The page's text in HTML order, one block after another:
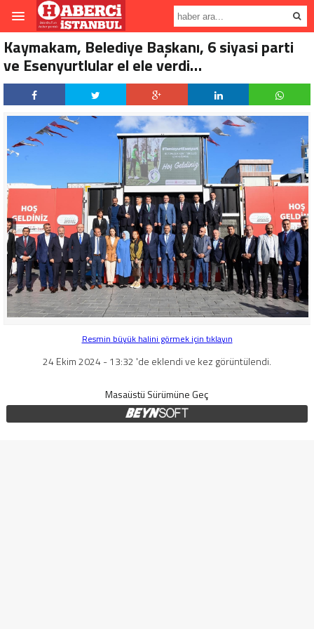
Kaymakam, Belediye Başkanı, 6 siyasi parti
ve Esenyurtlular el ele verdi…
Resmin büyük halini görmek için tıklayın
24 Ekim 2024 - 13:32 'de eklendi ve kez görüntülendi.
Masaüstü Sürümüne Geç